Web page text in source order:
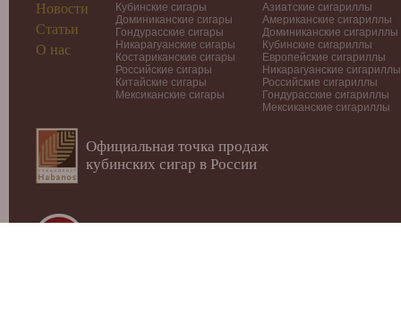
Новости
Статьи
О нас
Кубинские сигары
Доминиканские сигары
Гондурасские сигары
Никарагуанские сигары
Костариканские сигары
Российские сигары
Китайские сигары
Мексиканские сигары
Азиатские сигариллы
Американские сигариллы
Доминиканские сигариллы
Кубинские сигариллы
Европейские сигариллы
Никарагуанские сигариллы
Российские сигариллы
Гондурасские сигариллы
Мексиканские сигариллы
Официальная точка продаж
кубинских сигар в России